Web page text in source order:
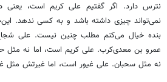
نترس دارد. اگر گفتیم علی کریم است،
نمی‌تواند چیزی داشته باشد و به کسی ندهد.
بنده خیال می‌کنم مطلب چنین نیست. علی
عمرو بن معدی‌کرب. علی کریم است، اما نه مثل
نه مثل سحبان. علی غیور است، اما غیرتش مثل